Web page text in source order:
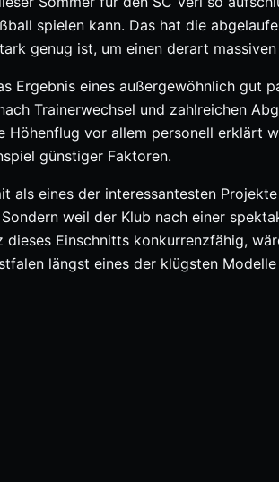
spielen kann. Das hat die
genug ist, um einen derart
Ergebnis eines außergewöhnlich gut
Trainerwechsel und zahlreichen
Höhenflug vor allem personell erklärt
günstiger Faktoren.
als eines der interessantesten
weil der Klub nach einer
dieses Einschnitts konkurrenzfähig,
längst eines der klügsten